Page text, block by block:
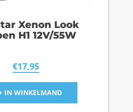
Xenon Look
H1 12V/55W
€17,95
IN WINKELMAND